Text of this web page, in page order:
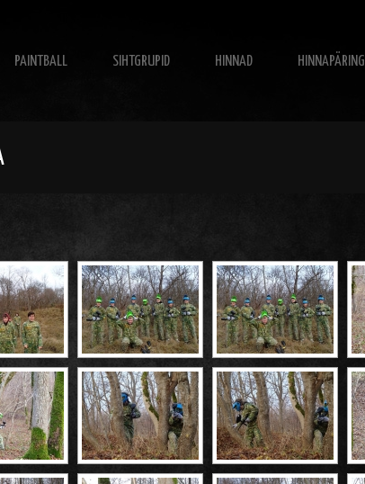
PAINTBALL SIHTGRUPID HINNAD HINNAPÄRING